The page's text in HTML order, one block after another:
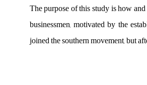
The purpose of this study is how
businessmen, motivated by the
joined the southern movement, but